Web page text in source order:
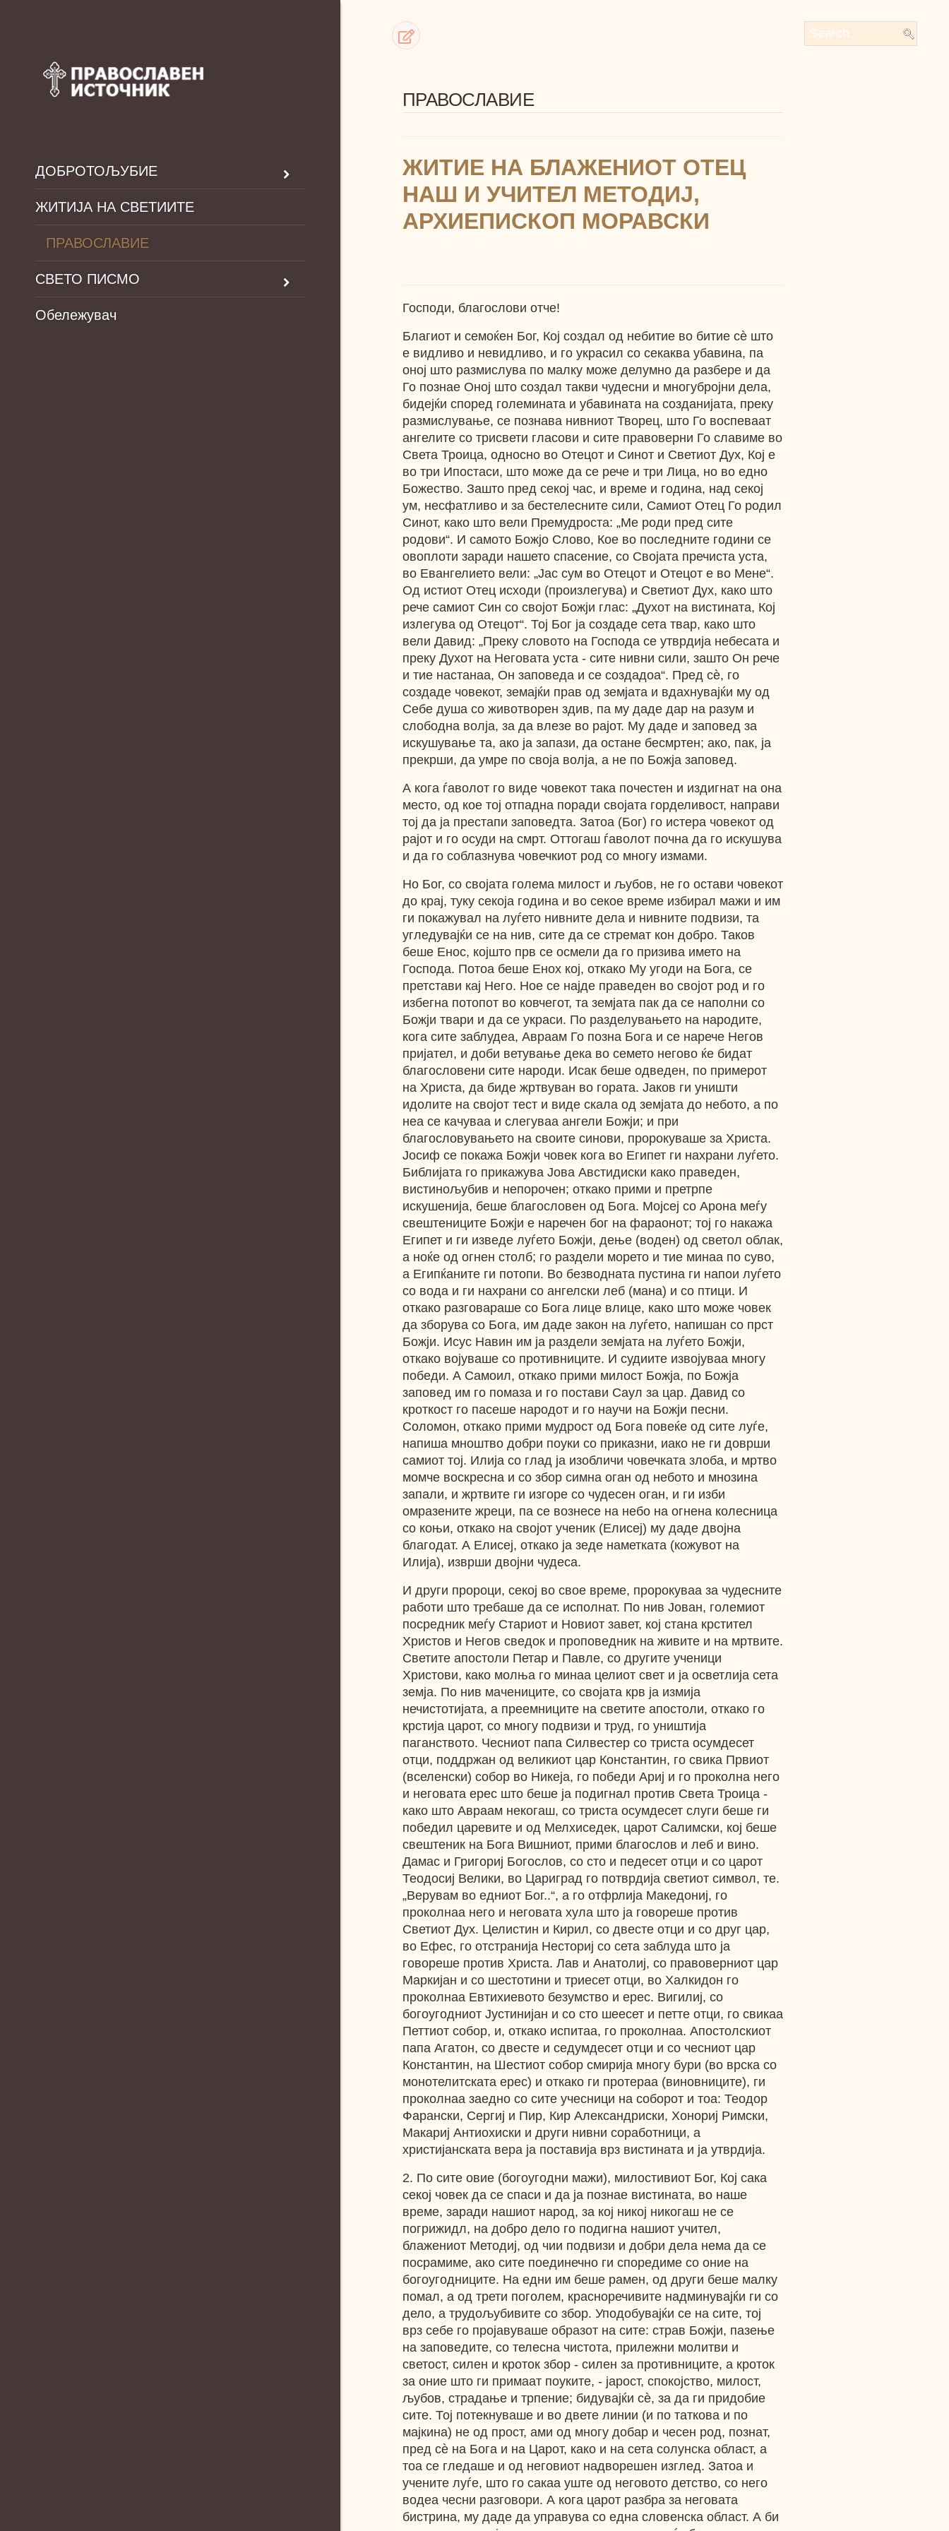
ДОБРОТОЉУБИЕ
ЖИТИЈА НА СВЕТИИТЕ
ПРАВОСЛАВИЕ
СВЕТО ПИСМО
Обележувач
ПРАВОСЛАВИЕ
ЖИТИЕ НА БЛАЖЕНИОТ ОТЕЦ
НАШ И УЧИТЕЛ МЕТОДИЈ,
АРХИЕПИСКОП МОРАВСКИ
Господи, благослови отче!
Благиот и семоќен Бог, Кој создал од небитие во битие сѐ што
е видливо и невидливо, и го украсил со секаква убавина, па
оној што размислува по малку може делумно да разбере и да
Го познае Оној што создал такви чудесни и многубројни дела,
бидејќи според големината и убавината на созданијата, преку
размислување, се познава нивниот Творец, што Го воспеваат
ангелите со трисвети гласови и сите правоверни Го славиме во
Света Троица, односно во Отецот и Синот и Светиот Дух, Кој е
во три Ипостаси, што може да се рече и три Лица, но во едно
Божество. Зашто пред секој час, и време и година, над секој
ум, несфатливо и за бестелесните сили, Самиот Отец Го родил
Синот, како што вели Премудроста: „Ме роди пред сите
родови“. И самото Божјо Слово, Кое во последните години се
овоплоти заради нашето спасение, со Својата пречиста уста,
во Евангелието вели: „Јас сум во Отецот и Отецот е во Мене“.
Од истиот Отец исходи (произлегува) и Светиот Дух, како што
рече самиот Син со својот Божји глас: „Духот на вистината, Кој
излегува од Отецот“. Тој Бог ја создаде сета твар, како што
вели Давид: „Преку словото на Господа се утврдија небесата и
преку Духот на Неговата уста - сите нивни сили, зашто Он рече
и тие настанаа, Он заповеда и се создадоа“. Пред сѐ, го
создаде човекот, земајќи прав од земјата и вдахнувајќи му од
Себе душа со животворен здив, па му даде дар на разум и
слободна волја, за да влезе во рајот. Му даде и заповед за
искушување та, ако ја запази, да остане бесмртен; ако, пак, ја
прекрши, да умре по своја волја, а не по Божја заповед.
А кога ѓаволот го виде човекот така почестен и издигнат на она
место, од кое тој отпадна поради својата горделивост, направи
тој да ја престапи заповедта. Затоа (Бог) го истера човекот од
рајот и го осуди на смрт. Оттогаш ѓаволот почна да го искушува
и да го соблазнува човечкиот род со многу измами.
Но Бог, со својата голема милост и љубов, не го остави човекот
до крај, туку секоја година и во секое време избирал мажи и им
ги покажувал на луѓето нивните дела и нивните подвизи, та
угледувајќи се на нив, сите да се стремат кон добро. Таков
беше Енос, којшто прв се осмели да го призива името на
Господа. Потоа беше Енох кој, откако Му угоди на Бога, се
претстави кај Него. Ное се најде праведен во својот род и го
избегна потопот во ковчегот, та земјата пак да се наполни со
Божји твари и да се украси. По разделувањето на народите,
кога сите заблудеа, Авраам Го позна Бога и се нарече Негов
пријател, и доби ветување дека во семето негово ќе бидат
благословени сите народи. Исак беше одведен, по примерот
на Христа, да биде жртвуван во гората. Јаков ги уништи
идолите на својот тест и виде скала од земјата до небото, а по
неа се качуваа и слегуваа ангели Божји; и при
благословувањето на своите синови, пророкуваше за Христа.
Јосиф се покажа Божји човек кога во Египет ги нахрани луѓето.
Библијата го прикажува Јова Австидиски како праведен,
вистинољубив и непорочен; откако прими и претрпе
искушенија, беше благословен од Бога. Мојсеј со Арона меѓу
свештениците Божји е наречен бог на фараонот; тој го накажа
Египет и ги изведе луѓето Божји, дење (воден) од светол облак,
а ноќе од огнен столб; го раздели морето и тие минаа по суво,
а Египќаните ги потопи. Во безводната пустина ги напои луѓето
со вода и ги нахрани со ангелски леб (мана) и со птици. И
откако разговараше со Бога лице влице, како што може човек
да зборува со Бога, им даде закон на луѓето, напишан со прст
Божји. Исус Навин им ја раздели земјата на луѓето Божји,
откако војуваше со противниците. И судиите извојуваа многу
победи. А Самоил, откако прими милост Божја, по Божја
заповед им го помаза и го постави Саул за цар. Давид со
кроткост го пасеше народот и го научи на Божји песни.
Соломон, откако прими мудрост од Бога повеќе од сите луѓе,
напиша мноштво добри поуки со приказни, иако не ги доврши
самиот тој. Илија со глад ја изобличи човечката злоба, и мртво
момче воскресна и со збор симна оган од небото и мнозина
запали, и жртвите ги изгоре со чудесен оган, и ги изби
омразените жреци, па се вознесе на небо на огнена колесница
со коњи, откако на својот ученик (Елисеј) му даде двојна
благодат. А Елисеј, откако ја зеде наметката (кожувот на
Илија), изврши двојни чудеса.
И други пророци, секој во свое време, пророкуваа за чудесните
работи што требаше да се исполнат. По нив Јован, големиот
посредник меѓу Стариот и Новиот завет, кој стана крстител
Христов и Негов сведок и проповедник на живите и на мртвите.
Светите апостоли Петар и Павле, со другите ученици
Христови, како молња го минаа целиот свет и ја осветлија сета
земја. По нив мачениците, со својата крв ја измија
нечистотијата, а преемниците на светите апостоли, откако го
крстија царот, со многу подвизи и труд, го уништија
паганството. Чесниот папа Силвестер со триста осумдесет
отци, поддржан од великиот цар Константин, го свика Првиот
(вселенски) собор во Никеја, го победи Ариј и го проколна него
и неговата ерес што беше ја подигнал против Света Троица -
како што Авраам некогаш, со триста осумдесет слуги беше ги
победил царевите и од Мелхиседек, царот Салимски, кој беше
свештеник на Бога Вишниот, прими благослов и леб и вино.
Дамас и Григориј Богослов, со сто и педесет отци и со царот
Теодосиј Велики, во Цариград го потврдија светиот символ, те.
„Верувам во едниот Бог..“, а го отфрлија Македониј, го
проколнаа него и неговата хула што ја говореше против
Светиот Дух. Целистин и Кирил, со двесте отци и со друг цар,
во Ефес, го отстранија Несториј со сета заблуда што ја
говореше против Христа. Лав и Анатолиј, со правоверниот цар
Маркијан и со шестотини и триесет отци, во Халкидон го
проколнаа Евтихиевото безумство и ерес. Вигилиј, со
богоугодниот Јустинијан и со сто шеесет и петте отци, го свикаа
Петтиот собор, и, откако испитаа, го проколнаа. Апостолскиот
папа Агатон, со двесте и седумдесет отци и со чесниот цар
Константин, на Шестиот собор смирија многу бури (во врска со
монотелитската ерес) и откако ги протераа (виновниците), ги
проколнаа заедно со сите учесници на соборот и тоа: Теодор
Фарански, Сергиј и Пир, Кир Александриски, Хонориј Римски,
Макариј Антиохиски и други нивни соработници, а
христијанската вера ја поставија врз вистината и ја утврдија.
2. По сите овие (богоугодни мажи), милостивиот Бог, Кој сака
секој човек да се спаси и да ја познае вистината, во наше
време, заради нашиот народ, за кој никој никогаш не се
погрижидл, на добро дело го подигна нашиот учител,
блажениот Методиј, од чии подвизи и добри дела нема да се
посрамиме, ако сите поединечно ги споредиме со оние на
богоугодниците. На едни им беше рамен, од други беше малку
помал, а од трети поголем, красноречивите надминувајќи ги со
дело, а трудољубивите со збор. Уподобувајќи се на сите, тој
врз себе го пројавуваше образот на сите: страв Божји, пазење
на заповедите, со телесна чистота, прилежни молитви и
светост, силен и кроток збор - силен за противниците, а кроток
за оние што ги примаат поуките, - јарост, спокојство, милост,
љубов, страдање и трпение; бидувајќи сѐ, за да ги придобие
сите. Тој потекнуваше и во двете линии (и по таткова и по
мајкина) не од прост, ами од многу добар и чесен род, познат,
пред сѐ на Бога и на Царот, како и на сета солунска област, а
тоа се гледаше и од неговиот надворешен изглед. Затоа и
учените луѓе, што го сакаа уште од неговото детство, со него
водеа чесни разговори. А кога царот разбра за неговата
бистрина, му даде да управува со една словенска област. А би